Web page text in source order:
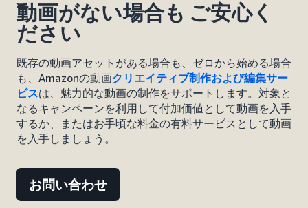
動画がない場合も ご安心く
ださい
既存の動画アセットがある場合も、ゼロから始める場合
も、Amazonの動画クリエイティブ制作および編集サー
ビスは、魅力的な動画の制作をサポートします。対象と
なるキャンペーンを利用して付加価値として動画を入手
するか、またはお手頃な料金の有料サービスとして動画
を入手しましょう。
お問い合わせ